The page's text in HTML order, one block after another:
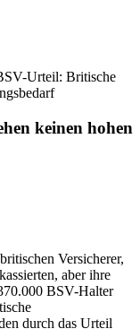
Urteil: Britische
keinen hohen
Versicherer,
aber ihre
BSV-Halter
durch das Urteil